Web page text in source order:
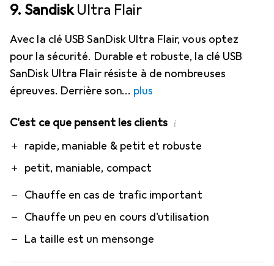
9. SandiskUltra Flair
Avec la clé USB SanDisk Ultra Flair, vous optez
pour la sécurité. Durable et robuste, la clé USB
SanDisk Ultra Flair résiste à de nombreuses
épreuves. Derrière son
plus
C'est ce que pensent les clients i
Prorapide, maniable & petit et robuste
petit, maniable, compact
Contre
Chauffe en cas de trafic important
Chauffe un peu en cours d'utilisation
La taille est un mensonge